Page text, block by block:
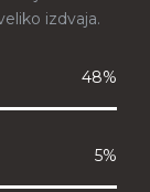
izdvaja.
48%
5%